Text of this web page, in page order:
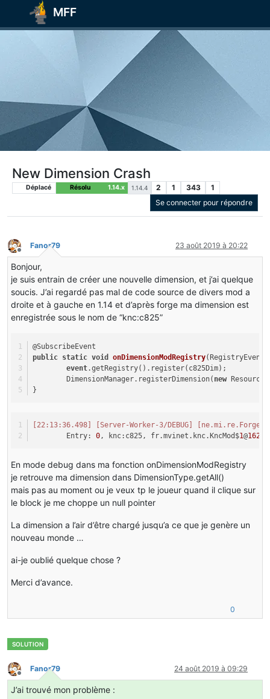
MFF
New Dimension Crash
Déplacé Résolu 1.14.x 1.14.4 2 1 343
1
Se connecter pour répondre
Hors-ligne
Fanor79 23 août 2019 à 20:22
Bonjour,
je suis entrain de créer une nouvelle dimension, et j’ai quelque
soucis. J’ai regardé pas mal de code source de divers mod a
droite et à gauche en 1.14 et d’après forge ma dimension est
enregistrée sous le nom de “knc:c825”
@SubscribeEvent
public static void onDimensionModRegistry(
event.getRegistry().register(c825Dim);
	DimensionManager.registerDimension(
new
}
[22:13:36.498] [Server-Worker-3/DEBUG]
	Entry:
0, knc:c825, fr.mvinet.knc.KncMod$1@16263
En mode debug dans ma fonction onDimensionModRegistry
je retrouve ma dimension dans DimensionType.getAll()
mais pas au moment ou je veux tp le joueur quand il clique sur
le block je me choppe un null pointer
La dimension a l’air d’être chargé jusqu’a ce que je genère un
nouveau monde …
ai-je oublié quelque chose ?
Merci d’avance.
0
Hors-ligne
Fanor79 24 août 2019 à 09:29
J’ai trouvé mon problème :